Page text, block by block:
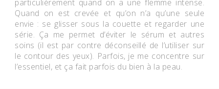
particulièrement quand on a une flemme intense.
Quand on est crevée et qu’on n’a qu’une seule
envie : se glisser sous la couette et regarder une
série. Ça me permet d’éviter le sérum et autres
soins (il est par contre déconseillé de l’utiliser sur
le contour des yeux). Parfois, je me concentre sur
l’essentiel, et ça fait parfois du bien à la peau.